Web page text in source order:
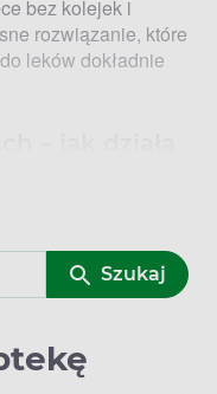
bez kolejek i
rozwiązanie, które
leków dokładnie
wejść na
czasie rzeczywistym i
punktów
o lokalizacjach
Szukaj